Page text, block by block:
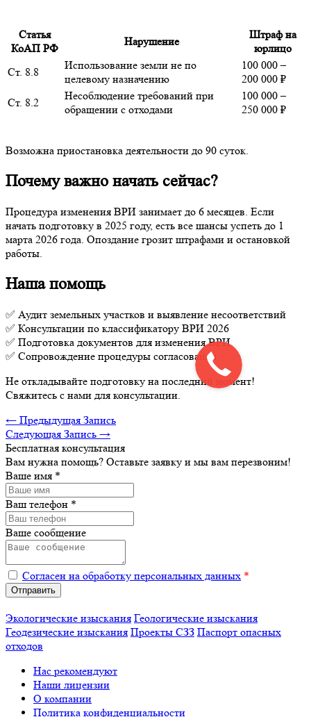
Статья
КоАП РФ
Нарушение
Штраф на
юрлицо
Ст. 8.8
Использование земли не по
целевому назначению
100 000 –
200 000 ₽
Ст. 8.2
Несоблюдение требований при
обращении с отходами
100 000 –
250 000 ₽
Возможна приостановка деятельности до 90 суток.
Почему важно начать сейчас?
Процедура изменения ВРИ занимает до 6 месяцев. Если
начать подготовку в 2025 году, есть все шансы успеть до 1
марта 2026 года. Опоздание грозит штрафами и остановкой
работы.
Наша помощь
✅ Аудит земельных участков и выявление несоответствий
✅ Консультации по классификатору ВРИ 2026
✅ Подготовка документов для изменения ВРИ
✅ Сопровождение процедуры согласования
Не откладывайте подготовку на последний момент!
Свяжитесь с нами для консультации.
← Предыдущая Запись
Следующая Запись →
Бесплатная консультация
Вам нужна помощь? Оставьте заявку и мы вам перезвоним!
Ваше имя *
Ваш телефон *
Ваше сообщение
Согласен на обработку персональных данных *
Экологические изыскания Геологические изыскания
Геодезические изыскания Проекты СЗЗ Паспорт опасных
отходов
Нас рекомендуют
Наши лицензии
О компании
Политика конфиденциальности